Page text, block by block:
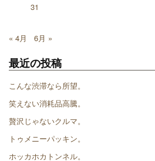
31
« 4月 6月 »
最近の投稿
こんな渋滞なら所望。
笑えない消耗品高騰。
贅沢じゃないクルマ。
トゥメニーパッキン。
ホッカホカトンネル。